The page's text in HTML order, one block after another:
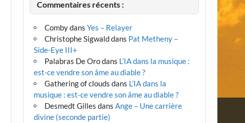
Commentaires récents :
CombydansYes – Relayer
Christophe Sigwalddans Pat Metheny –
Side-Eye III+
Palabras De Orodans L’IA dans la musique :
est-ce vendre son âme au diable ?
Gathering of clouds dans L’IA dans la
musique : est-ce vendre son âme au diable ?
Desmedt Gilles dansAnge – Une carrière
divine (seconde partie)